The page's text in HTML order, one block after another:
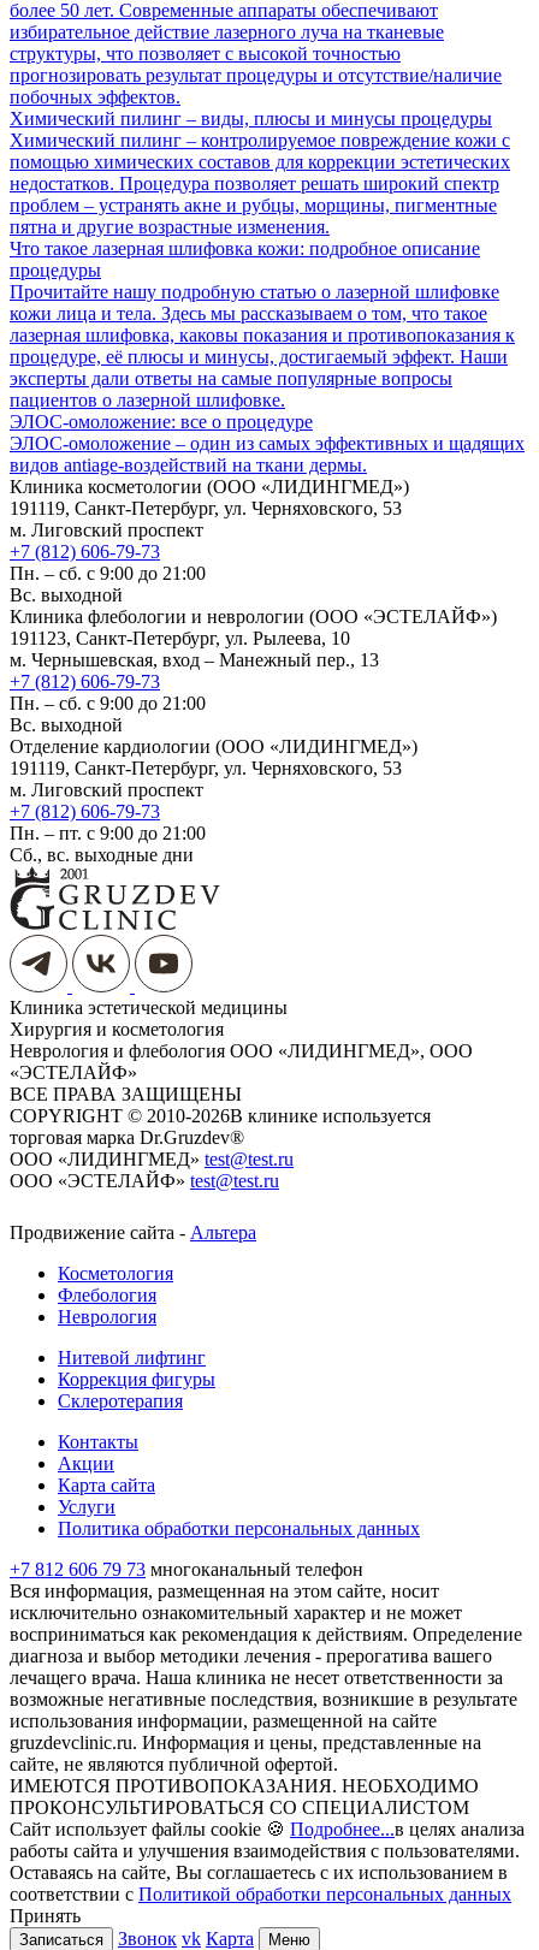
более 50 лет. Современные аппараты обеспечивают
избирательное действие лазерного луча на тканевые
структуры, что позволяет с высокой точностью
прогнозировать результат процедуры и отсутствие/наличие
побочных эффектов.
Химический пилинг – виды, плюсы и минусы процедуры
Химический пилинг – контролируемое повреждение кожи с
помощью химических составов для коррекции эстетических
недостатков. Процедура позволяет решать широкий спектр
проблем – устранять акне и рубцы, морщины, пигментные
пятна и другие возрастные изменения.
Что такое лазерная шлифовка кожи: подробное описание
процедуры
Прочитайте нашу подробную статью о лазерной шлифовке
кожи лица и тела. Здесь мы рассказываем о том, что такое
лазерная шлифовка, каковы показания и противопоказания к
процедуре, её плюсы и минусы, достигаемый эффект. Наши
эксперты дали ответы на самые популярные вопросы
пациентов о лазерной шлифовке.
ЭЛОС-омоложение: все о процедуре
ЭЛОС-омоложение – один из самых эффективных и щадящих
видов antiage-воздействий на ткани дермы.
Клиника косметологии (ООО «ЛИДИНГМЕД»)
191119, Санкт-Петербург, ул. Черняховского, 53
м. Лиговский проспект
+7 (812) 606-79-73
Пн. – сб. с 9:00 до 21:00
Вс. выходной
Клиника флебологии и неврологии (ООО «ЭСТЕЛАЙФ»)
191123, Санкт-Петербург, ул. Рылеева, 10
м. Чернышевская, вход – Манежный пер., 13
+7 (812) 606-79-73
Пн. – сб. с 9:00 до 21:00
Вс. выходной
Отделение кардиологии (ООО «ЛИДИНГМЕД»)
191119, Санкт-Петербург, ул. Черняховского, 53
м. Лиговский проспект
+7 (812) 606-79-73
Пн. – пт. с 9:00 до 21:00
Сб., вс. выходные дни
Клиника эстетической медицины
Хирургия и косметология
Неврология и флебология ООО «ЛИДИНГМЕД», ООО
«ЭСТЕЛАЙФ»
ВСЕ ПРАВА ЗАЩИЩЕНЫ
COPYRIGHT © 2010-2026​​​​​​​В клинике используется
торговая марка Dr.Gruzdev®
ООО «ЛИДИНГМЕД» test@test.ru
ООО «ЭСТЕЛАЙФ» test@test.ru
Продвижение сайта - Альтера
Косметология
Флебология
Неврология
Нитевой лифтинг
Коррекция фигуры
Склеротерапия
Контакты
Акции
Карта сайта
Услуги
Политика обработки персональных данных
+7 812 606 79 73 многоканальный телефон
Вся информация, размещенная на этом сайте, носит
исключительно ознакомительный характер и не может
восприниматься как рекомендация к действиям. Определение
диагноза и выбор методики лечения - прерогатива вашего
лечащего врача. Наша клиника не несет ответственности за
возможные негативные последствия, возникшие в результате
использования информации, размещенной на сайте
gruzdevclinic.ru. Информация и цены, представленные на
сайте, не являются публичной офертой.
ИМЕЮТСЯ ПРОТИВОПОКАЗАНИЯ. НЕОБХОДИМО
ПРОКОНСУЛЬТИРОВАТЬСЯ СО СПЕЦИАЛИСТОМ
Сайт использует файлы cookie 🍪 Подробнее...в целях анализа
работы сайта и улучшения взаимодействия с пользователями.
Оставаясь на сайте, Вы соглашаетесь с их использованием в
соответствии с Политикой обработки персональных данных
Принять
Записаться Звонок vk Карта Меню